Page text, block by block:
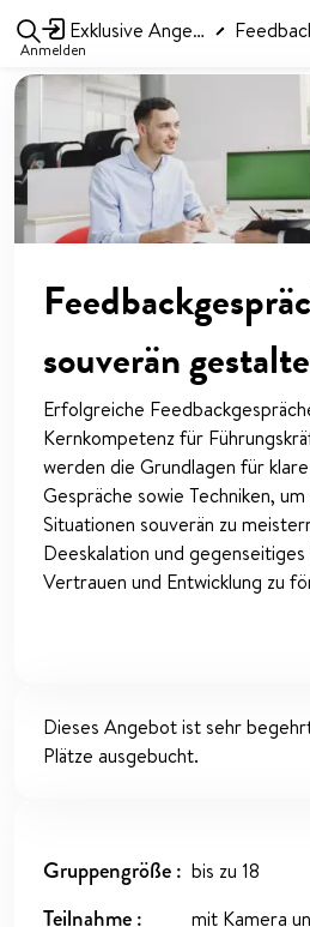
Anmelden
Exklusive Angebote
souverän
Erfolgreiche
Kernkompetenz für
werden die Grundlagen für
Gespräche sowie Techniken,
Situationen souverän zu
Deeskalation und
Vertrauen und Entwicklung zu
Dieses Angebot ist sehr
Plätze ausgebucht.
Gruppengröße bis zu 18
Teilnahme mit Kamera